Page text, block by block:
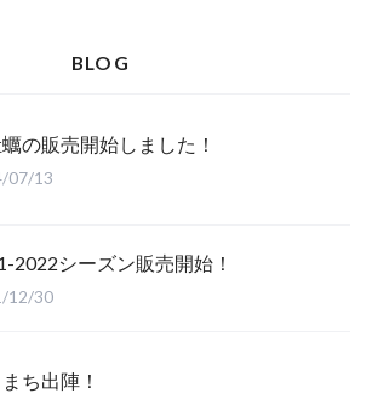
BLOG
の販売開始しました！
07/13
2022シーズン販売開始！
12/30
ち出陣！